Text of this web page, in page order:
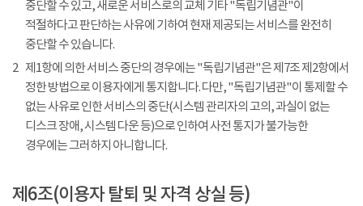
중단할 수 있고, 새로운 서비스로의 교체 기타 "독립기념관"이
적절하다고 판단하는 사유에 기하여 현재 제공되는 서비스를 완전히
중단할 수 있습니다.
2 제1항에 의한 서비스 중단의 경우에는 "독립기념관"은 제7조 제2항에서
정한 방법으로 이용자에게 통지합니다. 다만, "독립기념관"이 통제할 수
없는 사유로 인한 서비스의 중단(시스템 관리자의 고의, 과실이 없는
디스크 장애, 시스템 다운 등)으로 인하여 사전 통지가 불가능한
경우에는 그러하지 아니합니다.
제6조(이용자 탈퇴 및 자격 상실 등)